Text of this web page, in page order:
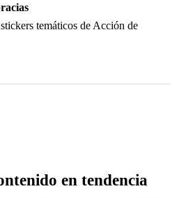
temáticos de Acción de
en tendencia